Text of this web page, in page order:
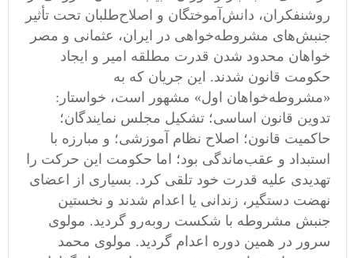
روشنفکران، دانش‌آموختگان و اصلاح‌طلبان تحت تأثیر
جنبش‌های مشروطه‌خواهی در ایران، عثمانی و مصر
خواهان محدود شدن قدرت مطلقه امیر و ایجاد
حکومت قانون شدند. این جریان که به
«مشروطه‌خواهان اول» مشهور است، خواستار:
تدوین قانون اساسی؛ تشکیل مجلس نمایندگان؛
حاکمیت قانون؛ اصلاح نظام آموزشی؛ و مبارزه با
استبداد و عقب‌ماندگی بود؛ اما حکومت این حرکت را
تهدیدی علیه قدرت خود تلقی کرد. بسیاری از اعضای
نهضت دستگیر، زندانی یا اعدام شدند و نخستین
جنبش مشروطه با شکست روبه‌رو گردید. مولوی
سرور در همین دوره اعدام گردید. مولوی محمد